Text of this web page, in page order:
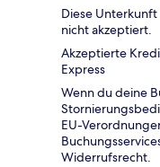
Diese
nicht akzeptiert.
Akzeptierte
Express
Wenn du deine
EU-
Widerrufsrecht.